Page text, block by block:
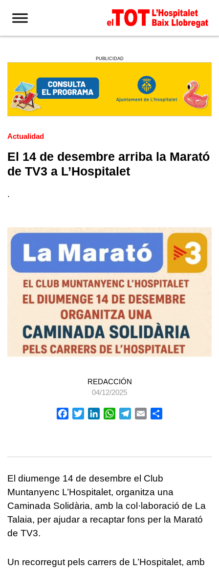
PUBLICIDAD
Actualidad
El 14 de desembre arriba la Marató
de TV3 a L’Hospitalet
.
REDACCIÓN
04/12/2025
FacebookTwitterLinkedInWhatsApp
Telegram
Email
El diumenge 14 de desembre el Club
Muntanyenc L’Hospitalet, organitza una
Caminada Solidària, amb la col·laboració de La
Talaia, per ajudar a recaptar fons per la Marató
de TV3.
Un recorregut pels carrers de L’Hospitalet, amb